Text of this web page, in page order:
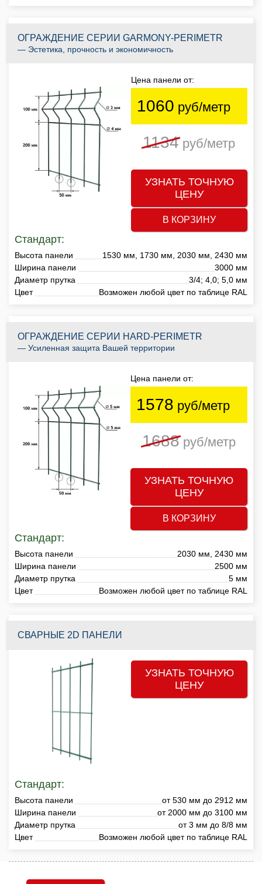
ОГРАЖДЕНИЕ СЕРИИ GARMONY-PERIMETR
— Эстетика, прочность и экономичность
Цена панели от:
1060 руб/метр
1134руб/метр
УЗНАТЬ ТОЧНУЮ
ЦЕНУ
В КОРЗИНУ
Стандарт:
Высота панели
1530 мм, 1730 мм, 2030 мм, 2430 мм
Ширина панели
3000 мм
Диаметр прутка
3/4; 4,0; 5,0 мм
Цвет
Возможен любой цвет по таблице RAL
ОГРАЖДЕНИЕ СЕРИИ HARD-PERIMETR
— Усиленная защита Вашей территории
Цена панели от:
1578 руб/метр
1688руб/метр
УЗНАТЬ ТОЧНУЮ
ЦЕНУ
В КОРЗИНУ
Стандарт:
Высота панели
2030 мм, 2430 мм
Ширина панели
2500 мм
Диаметр прутка
5 мм
Цвет
Возможен любой цвет по таблице RAL
СВАРНЫЕ 2D ПАНЕЛИ
УЗНАТЬ ТОЧНУЮ
ЦЕНУ
Стандарт:
Высота панели
от 530 мм до 2912 мм
Ширина панели
от 2000 мм до 3100 мм
Диаметр прутка
от 3 мм до 8/8 мм
Цвет
Возможен любой цвет по таблице RAL